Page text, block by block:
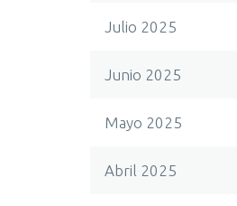
Julio 2025
Junio 2025
Mayo 2025
Abril 2025